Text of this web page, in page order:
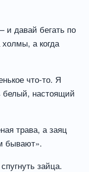
давай бегать по
а когда
что-то. Я
белый, настоящий
трава, а заяц
бывают».
зайца.